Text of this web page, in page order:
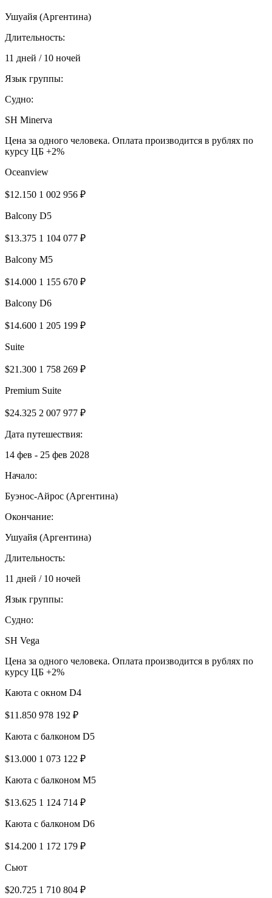
Ушуайя (Аргентина)
Длительность:
11 дней / 10 ночей
Язык группы:
Судно:
SH Minerva
Цена за одного человека. Оплата производится в рублях по
курсу ЦБ +2%
Oceanview
$12.150 1 002 956 ₽
Balcony D5
$13.375 1 104 077 ₽
Balcony M5
$14.000 1 155 670 ₽
Balcony D6
$14.600 1 205 199 ₽
Suite
$21.300 1 758 269 ₽
Premium Suite
$24.325 2 007 977 ₽
Дата путешествия:
14 фев - 25 фев 2028
Начало:
Буэнос-Айрос (Аргентина)
Окончание:
Ушуайя (Аргентина)
Длительность:
11 дней / 10 ночей
Язык группы:
Судно:
SH Vega
Цена за одного человека. Оплата производится в рублях по
курсу ЦБ +2%
Каюта с окном D4
$11.850 978 192 ₽
Каюта с балконом D5
$13.000 1 073 122 ₽
Каюта с балконом M5
$13.625 1 124 714 ₽
Каюта с балконом D6
$14.200 1 172 179 ₽
Сьют
$20.725 1 710 804 ₽